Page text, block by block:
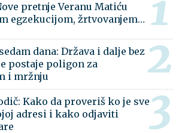
pretnje Veranu Matiću
egzekucijom, žrtvovanjem…
dana: Država i dalje bez
postaje poligon za
i mržnju
Kako da proveriš ko je sve
adresi i kako odjaviti